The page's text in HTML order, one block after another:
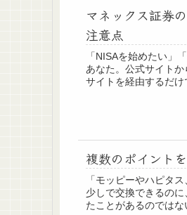
マネックス証券
注意点
「NISAを始めたい」
あなた。公式サイト
サイトを経由するだ
複数のポイント
「モッピーやハピタ
少しで交換できるの
たことがあるのでは